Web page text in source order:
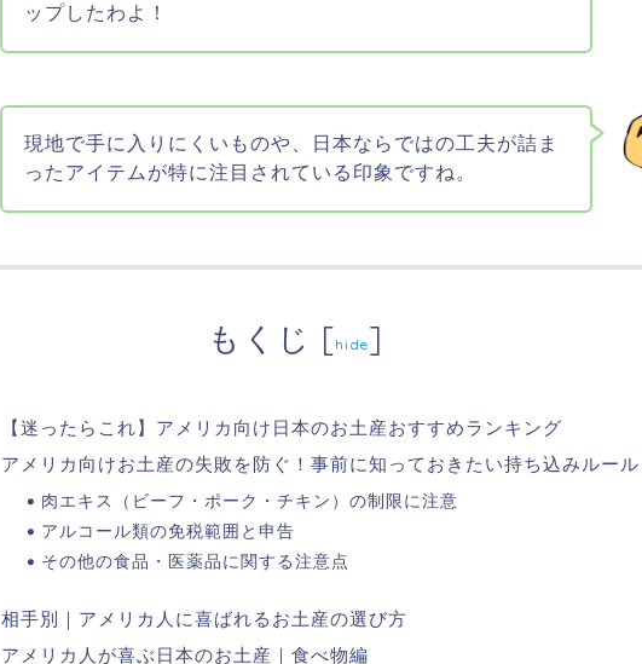
ップしたわよ！
現地で手に入りにくいものや、日本ならではの工夫が詰ま
ったアイテムが特に注目されている印象ですね。
もくじ [hide]
【迷ったらこれ】アメリカ向け日本のお土産おすすめランキング
アメリカ向けお土産の失敗を防ぐ！事前に知っておきたい持ち込みルール
肉エキス（ビーフ・ポーク・チキン）の制限に注意
アルコール類の免税範囲と申告
その他の食品・医薬品に関する注意点
相手別｜アメリカ人に喜ばれるお土産の選び方
アメリカ人が喜ぶ日本のお土産｜食べ物編